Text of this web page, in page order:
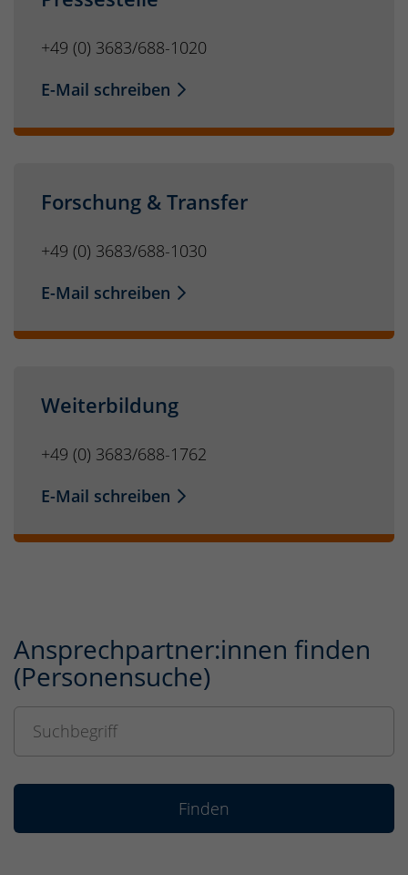
+49 (0) 3683/688-1020
E-Mail schreiben
Forschung & Transfer
+49 (0) 3683/688-1030
E-Mail schreiben
Weiterbildung
+49 (0) 3683/688-1762
E-Mail schreiben
Ansprechpartner:innen finden
(Personensuche)